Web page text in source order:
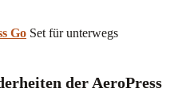
Go Set für unterwegs
der AeroPress